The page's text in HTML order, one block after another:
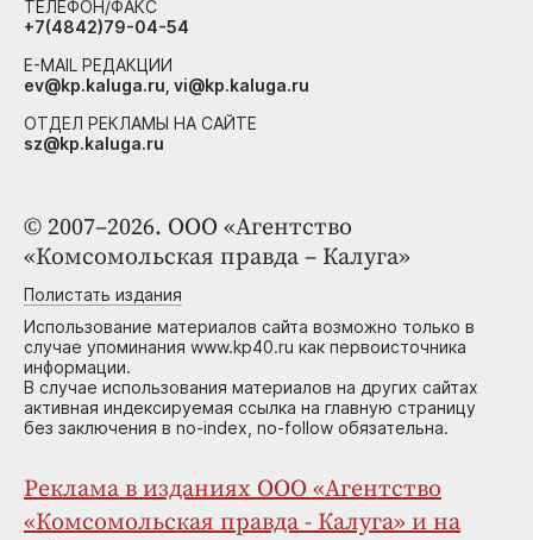
© 2007–2026. ООО «Агентство
«Комсомольская правда – Калуга»
Полистать издания
Использование материалов сайта возможно только в
случае упоминания www.kp40.ru как первоисточника
информации.
В случае использования материалов на других сайтах
активная индексируемая ссылка на главную страницу
без заключения в no-index, no-follow обязательна.
Реклама в изданиях ООО «Агентство
«Комсомольская правда - Калуга» и на
ТЕЛЕФОН/ФАКС
+7(4842)79-04-54
E-MAIL РЕДАКЦИИ
ev@kp.kaluga.ru, vi@kp.kaluga.ru
ОТДЕЛ РЕКЛАМЫ НА САЙТЕ
sz@kp.kaluga.ru